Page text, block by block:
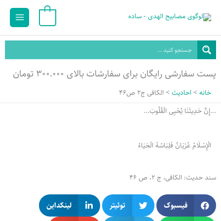
محتوا
Main
پست سفارشی رایگان برای سفارشات بالای ۳۰۰.۰۰۰ تومان
خانه احادیث
الکافی ج2 ص46
...إِنَّ حَدِيثَنٰا یُحْیِی الْقُلُوبَ...
الْإِسْلَامُ عُرْيَانٌ فَلِبَاسُهُ الْحَيَاءُ
سند حدیث: الکافی، ج 2، ص 46
فیسبوک توئیتر
لینکداین